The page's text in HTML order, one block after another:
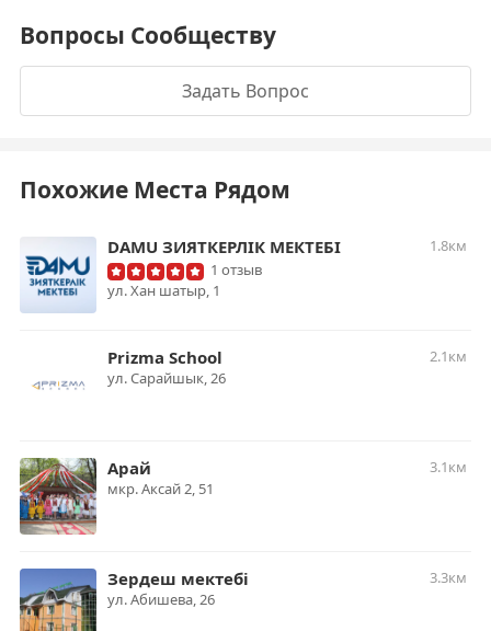
Вопросы Сообществу
Задать Вопрос
Похожие Места Рядом
DAMU ЗИЯТКЕРЛІК МЕКТЕБІ
1.8км
1 отзыв
ул. Хан шатыр, 1
Prizma School
2.1км
ул. Сарайшык, 26
Арай
3.1км
мкр. Аксай 2, 51
Зердеш мектебі
3.3км
ул. Абишева, 26